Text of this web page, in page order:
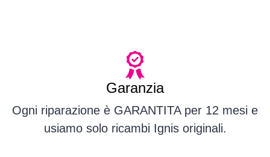
Garanzia
Ogni riparazione è GARANTITA per 12 mesi e
usiamo solo ricambi Ignis originali.